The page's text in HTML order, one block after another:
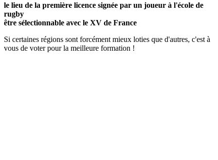
le lieu de la première licence signée par un joueur à l'école de
rugby
être sélectionnable avec le XV de France
Si certaines régions sont forcément mieux loties que d'autres, c'est à
vous de voter pour la meilleure formation !